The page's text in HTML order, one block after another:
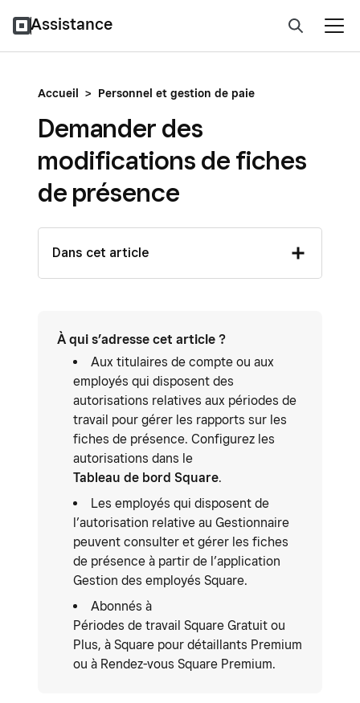
Assistance
Accueil > Personnel et gestion de paie
Demander des
modifications de fiches
de présence
Dans cet article
À qui s’adresse cet article ?
Aux titulaires de compte ou aux
employés qui disposent des
autorisations relatives aux périodes de
travail pour gérer les rapports sur les
fiches de présence. Configurez les
autorisations dans le
Tableau de bord Square.
Les employés qui disposent de
l’autorisation relative au Gestionnaire
peuvent consulter et gérer les fiches
de présence à partir de l’application
Gestion des employés Square.
Abonnés à
Périodes de travail Square Gratuit ou
Plus, à Square pour détaillants Premium
ou à Rendez-vous Square Premium.